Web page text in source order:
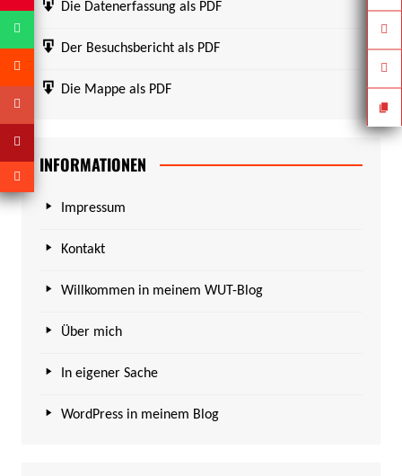
Die Datenerfassung als PDF
Der Besuchsbericht als PDF
Die Mappe als PDF
INFORMATIONEN
Impressum
Kontakt
Willkommen in meinem WUT-Blog
Über mich
In eigener Sache
WordPress in meinem Blog